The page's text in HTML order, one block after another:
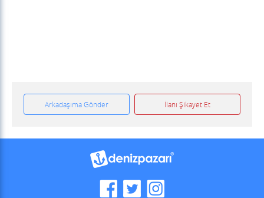
İlanı Şikayet Et
Arkadaşıma Gönder